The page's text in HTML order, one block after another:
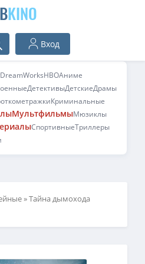
KINO
Вход
DreamWorksHBOАниме
ДетективыДетскиеДрамы
Криминальные
МультфильмыМюзиклы
СпортивныеТриллеры
» Тайна дымохода